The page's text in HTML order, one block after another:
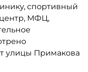
спортивный
центр, МФЦ,
улицы Примакова